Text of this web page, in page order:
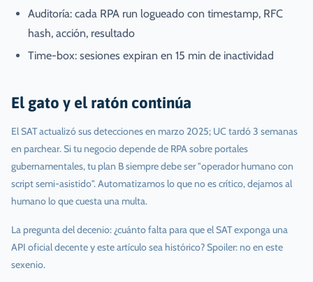
Auditoría: cada RPA run logueado con timestamp, RFC
hash, acción, resultado
Time-box: sesiones expiran en 15 min de inactividad
El gato y el ratón continúa
El SAT actualizó sus detecciones en marzo 2025; UC tardó 3 semanas
en parchear. Si tu negocio depende de RPA sobre portales
gubernamentales, tu plan B siempre debe ser "operador humano con
script semi-asistido". Automatizamos lo que no es crítico, dejamos al
humano lo que cuesta una multa.
La pregunta del decenio: ¿cuánto falta para que el SAT exponga una
API oficial decente y este artículo sea histórico? Spoiler: no en este
sexenio.